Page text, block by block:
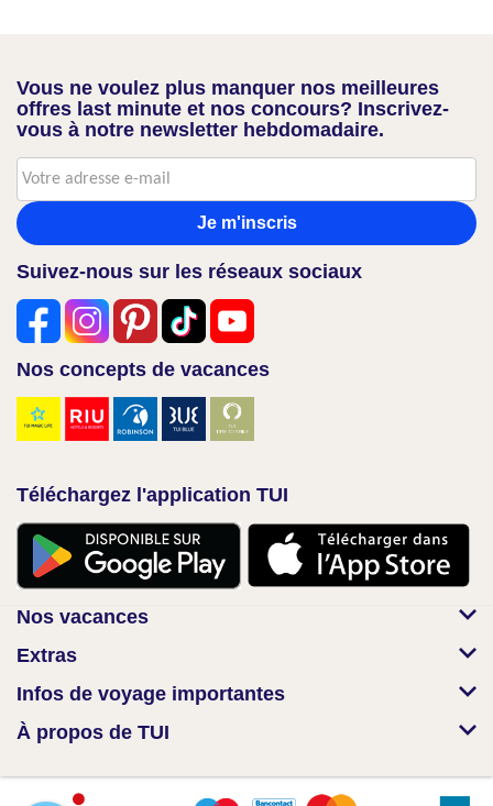
Vous ne voulez plus manquer nos meilleures
offres last minute et nos concours? Inscrivez-
vous à notre newsletter hebdomadaire.
Je m'inscris
Suivez-nous sur les réseaux sociaux
Nos concepts de vacances
Téléchargez l'application TUI
Nos vacances
Extras
Infos de voyage importantes
À propos de TUI